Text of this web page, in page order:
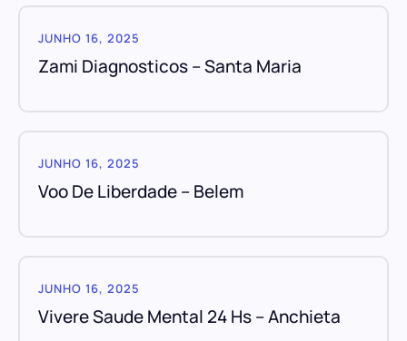
JUNHO 16, 2025
Zami Diagnosticos – Santa Maria
JUNHO 16, 2025
Voo De Liberdade – Belem
JUNHO 16, 2025
Vivere Saude Mental 24 Hs – Anchieta